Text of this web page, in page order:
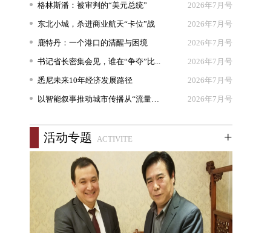
格林斯潘：被审判的“美元总统” 2026年7月号
东北小城，杀进商业航天“卡位”战 2026年7月号
鹿特丹：一个港口的清醒与困境 2026年7月号
书记省长密集会见，谁在“争夺”比... 2026年7月号
悉尼未来10年经济发展路径 2026年7月号
以智能叙事推动城市传播从“流量出... 2026年7月号
活动专题 ACTIVITE +